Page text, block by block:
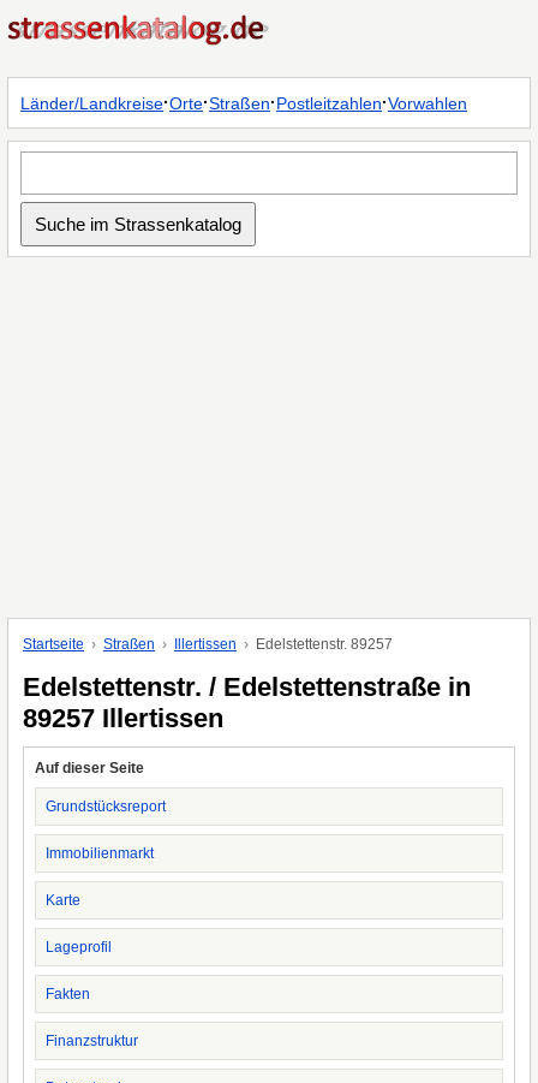
Länder/Landkreise·Orte·Straßen·Postleitzahlen·Vorwahlen
Startseite Straßen Illertissen Edelstettenstr. 89257
Edelstettenstr. / Edelstettenstraße in
89257 Illertissen
Auf dieser Seite
Grundstücksreport
Immobilienmarkt
Karte
Lageprofil
Fakten
Finanzstruktur